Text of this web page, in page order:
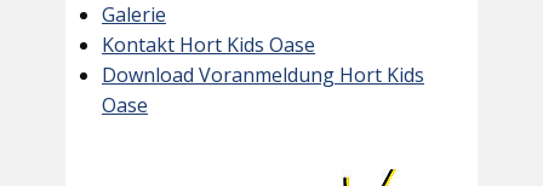
Galerie
Kontakt Hort Kids Oase
Download Voranmeldung Hort Kids
Oase